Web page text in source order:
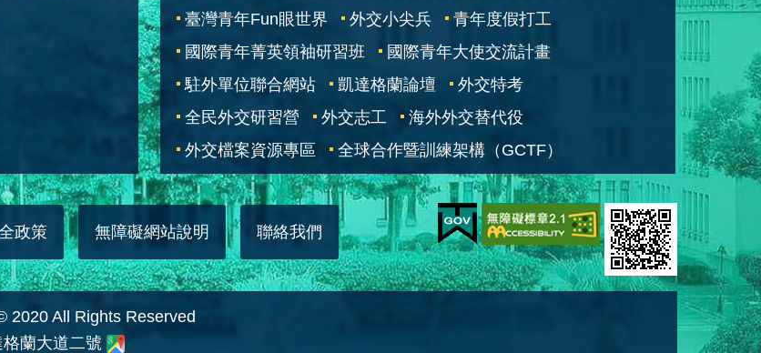
臺灣青年Fun眼世界
外交小尖兵
青年度假打工
國際青年菁英領袖研習班
國際青年大使交流計畫
駐外單位聯合網站
凱達格蘭論壇
外交特考
全民外交研習營
外交志工
海外外交替代役
外交檔案資源專區
全球合作暨訓練架構（GCTF）
政策 無障礙網站說明 聯絡我們
2020 All Rights Reserved
蘭大道二號